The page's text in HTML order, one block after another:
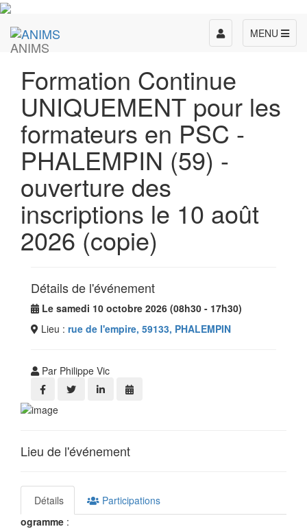
ANIMS
MENU
Toggle
navigation
Formation Continue
UNIQUEMENT pour les
formateurs en PSC -
PHALEMPIN (59) -
ouverture des
inscriptions le 10 août
2026 (copie)
Détails de l'événement
Le samedi 10 octobre 2026 (08h30 - 17h30)
Lieu : rue de l'empire, 59133, PHALEMPIN
Par Philippe Vic
Lieu de l'événement
Détails
Participations
ogramme :